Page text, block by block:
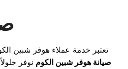
تعتبر خدمة عملاء هوفر شبين
صيانة هوفر شبين الكوم نوفر